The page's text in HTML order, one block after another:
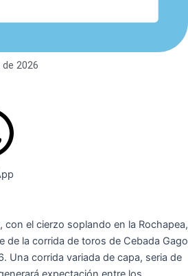
2026
con el cierzo soplando en la Rochapea,
de la corrida de toros de Cebada Gago
Una corrida variada de capa, seria de